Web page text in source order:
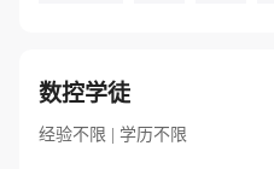
数控学徒
经验不限 | 学历不限